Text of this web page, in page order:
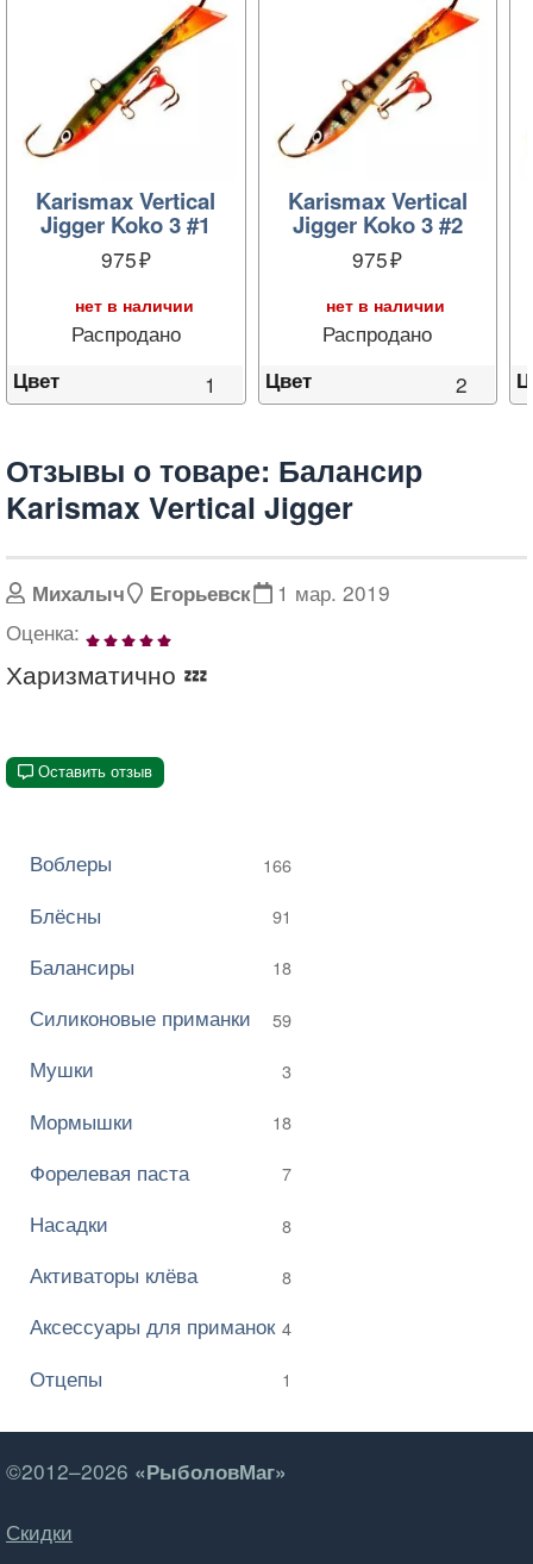
Karismax Vertical
Jigger Koko 3 #1
975
нет в наличии
Распродано
Цвет 1
Karismax Vertical
Jigger Koko 3 #2
975
нет в наличии
Распродано
Цвет 2
Отзывы о товаре: Балансир
Karismax Vertical Jigger
Михалыч Егорьевск
1 мар. 2019
Оценка:
1 2 3 4 5
Харизматично 💤
Оставить отзыв
Воблеры 166
Блёсны 91
Балансиры 18
Силиконовые приманки 59
Мушки 3
Мормышки 18
Форелевая паста 7
Насадки 8
Активаторы клёва 8
Аксессуары для приманок 4
Отцепы 1
©2012–2026 «РыболовМаг»
Скидки